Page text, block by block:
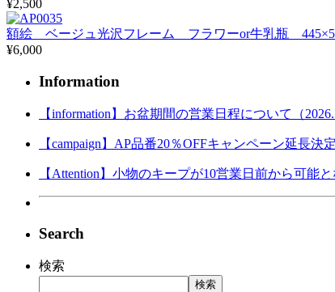
¥2,500
額絵 ベージュ光沢フレーム フラワーor牛乳瓶
¥6,000
Information
【information】お盆期間の営業日程について（
【campaign】AP品番20％OFFキャンペーン延長決
【Attention】小物のキープが10営業日前から可能と
Search
検索
検索